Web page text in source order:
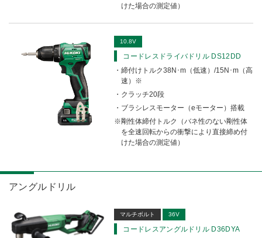
けた場合の測定値）
10.8V
コードレスドライバドリル DS12DD
締付けトルク38N･m（低速）/15N･m（高
速）※
クラッチ20段
ブラシレスモーター（eモーター）搭載
剛性体締付トルク（バネ性のない剛性体
を全速回転からの衝撃により直接締め付
けた場合の測定値）
アングルドリル
マルチボルト 36V
コードレスアングルドリル D36DYA